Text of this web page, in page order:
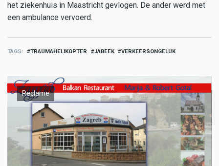
het ziekenhuis in Maastricht gevlogen. De ander werd met
een ambulance vervoerd.
TAGS TRAUMAHELIKOPTER JABEEK VERKEERSONGELUK
Reclame